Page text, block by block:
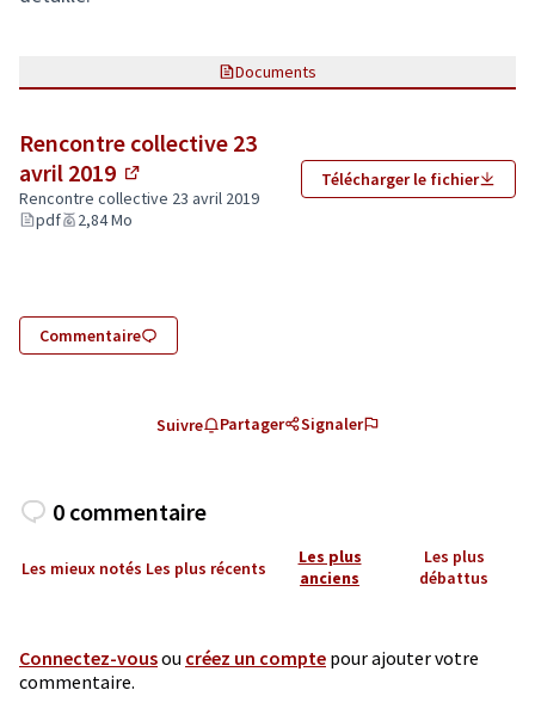
Documents
Rencontre collective 23
avril 2019
(Lien externe)
Rencontre collective 23 avril 2019
pdf
2,84 Mo
Télécharger le fichier
Commentaire
Suivre Partager Signaler
0 commentaire
Les mieux notés Les plus récents
Les plus
anciens
Les plus
débattus
Connectez-vousou créez un compte pour ajouter votre
commentaire.